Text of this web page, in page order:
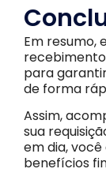
Em resumo,
recebimento
para
de forma
Assim,
sua
em dia,
benefícios